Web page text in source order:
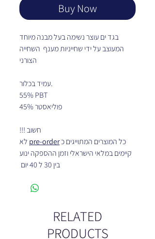
Buy Now
בגד ים עוצר נשימה בעל מבנה מיוחד
המעוצב על ידי שחייניות מענף השחייה
עמיד בכלור.
55% PBT
45% פוליאסטר
חשוב !!!
כל המוצרים המתוייגים כpre-order לא
קיימים במלאי הישראלי וזמן ההספקה ינוע
בין 30 ל 40 יום
RELATED
PRODUCTS